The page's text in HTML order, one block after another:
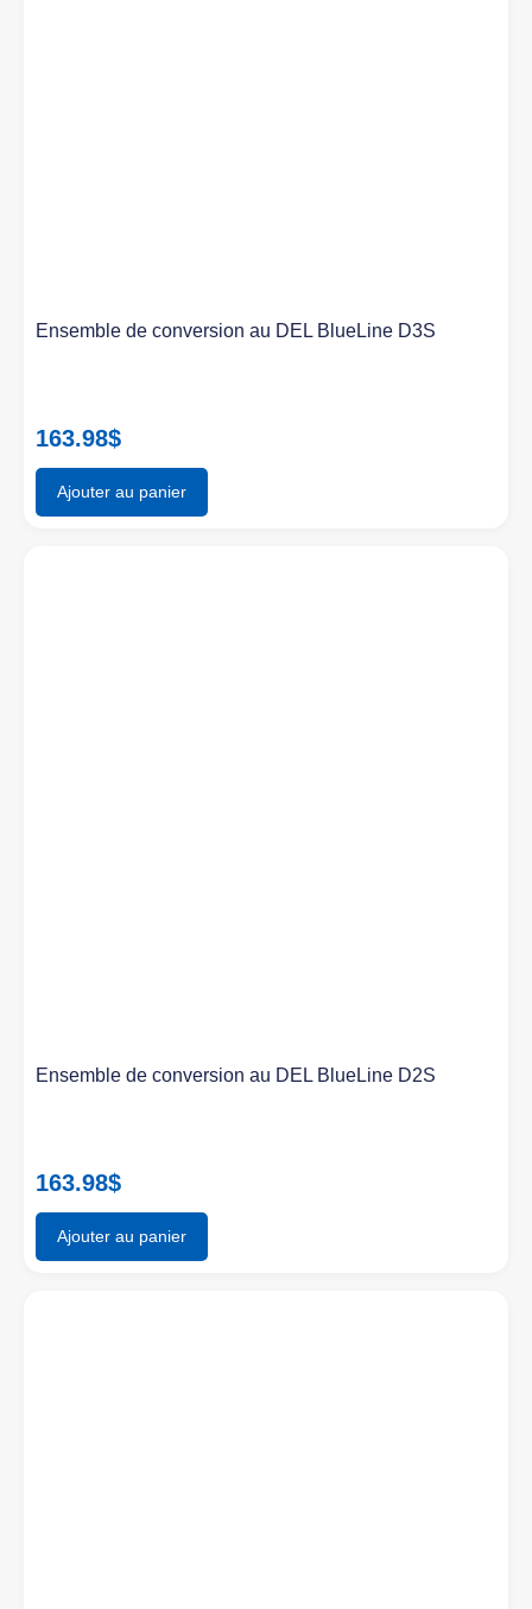
Ensemble de conversion au DEL BlueLine D3S
163.98$
Ajouter au panier
Ensemble de conversion au DEL BlueLine D2S
163.98$
Ajouter au panier